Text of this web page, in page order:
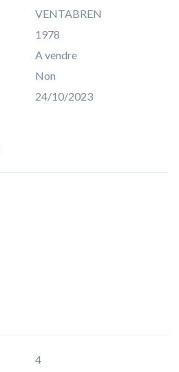
VENTABREN
1978
A vendre
Non
24/10/2023
4